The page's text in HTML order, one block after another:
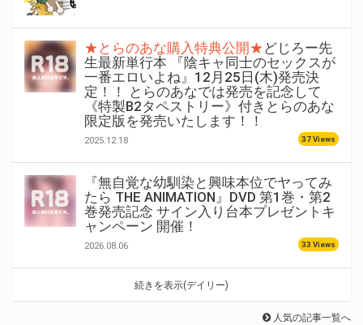
★とらのあな購入特典公開★どじろー先
生最新単行本 『陰キャ同士のセックスが
一番エロいよね』12月25日(木)発売決
定！！ とらのあなでは発売を記念して
《特製B2タペストリー》付きとらのあな
限定版を発売いたします！！
2025.12.18 37 Views
『無自覚な幼馴染と興味本位でヤってみ
たら THE ANIMATION』DVD 第1巻・第2
巻発売記念 サイン入り台本プレゼントキ
ャンペーン 開催！
2026.08.06 33 Views
続きを表示(デイリー)
人気の記事一覧へ